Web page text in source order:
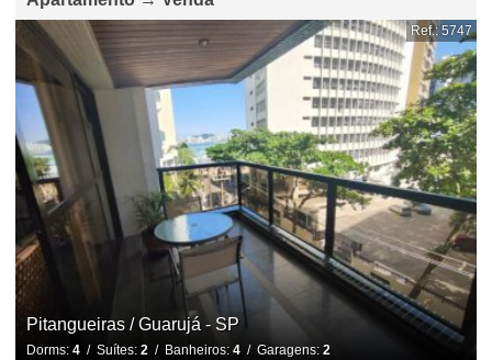
Ref.: 5747
Pitangueiras / Guarujá - SP
Dorms: 4/ Suítes: 2/ Banheiros: 4/ Garagens: 2